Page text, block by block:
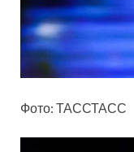
Фото: ТАССТАСС